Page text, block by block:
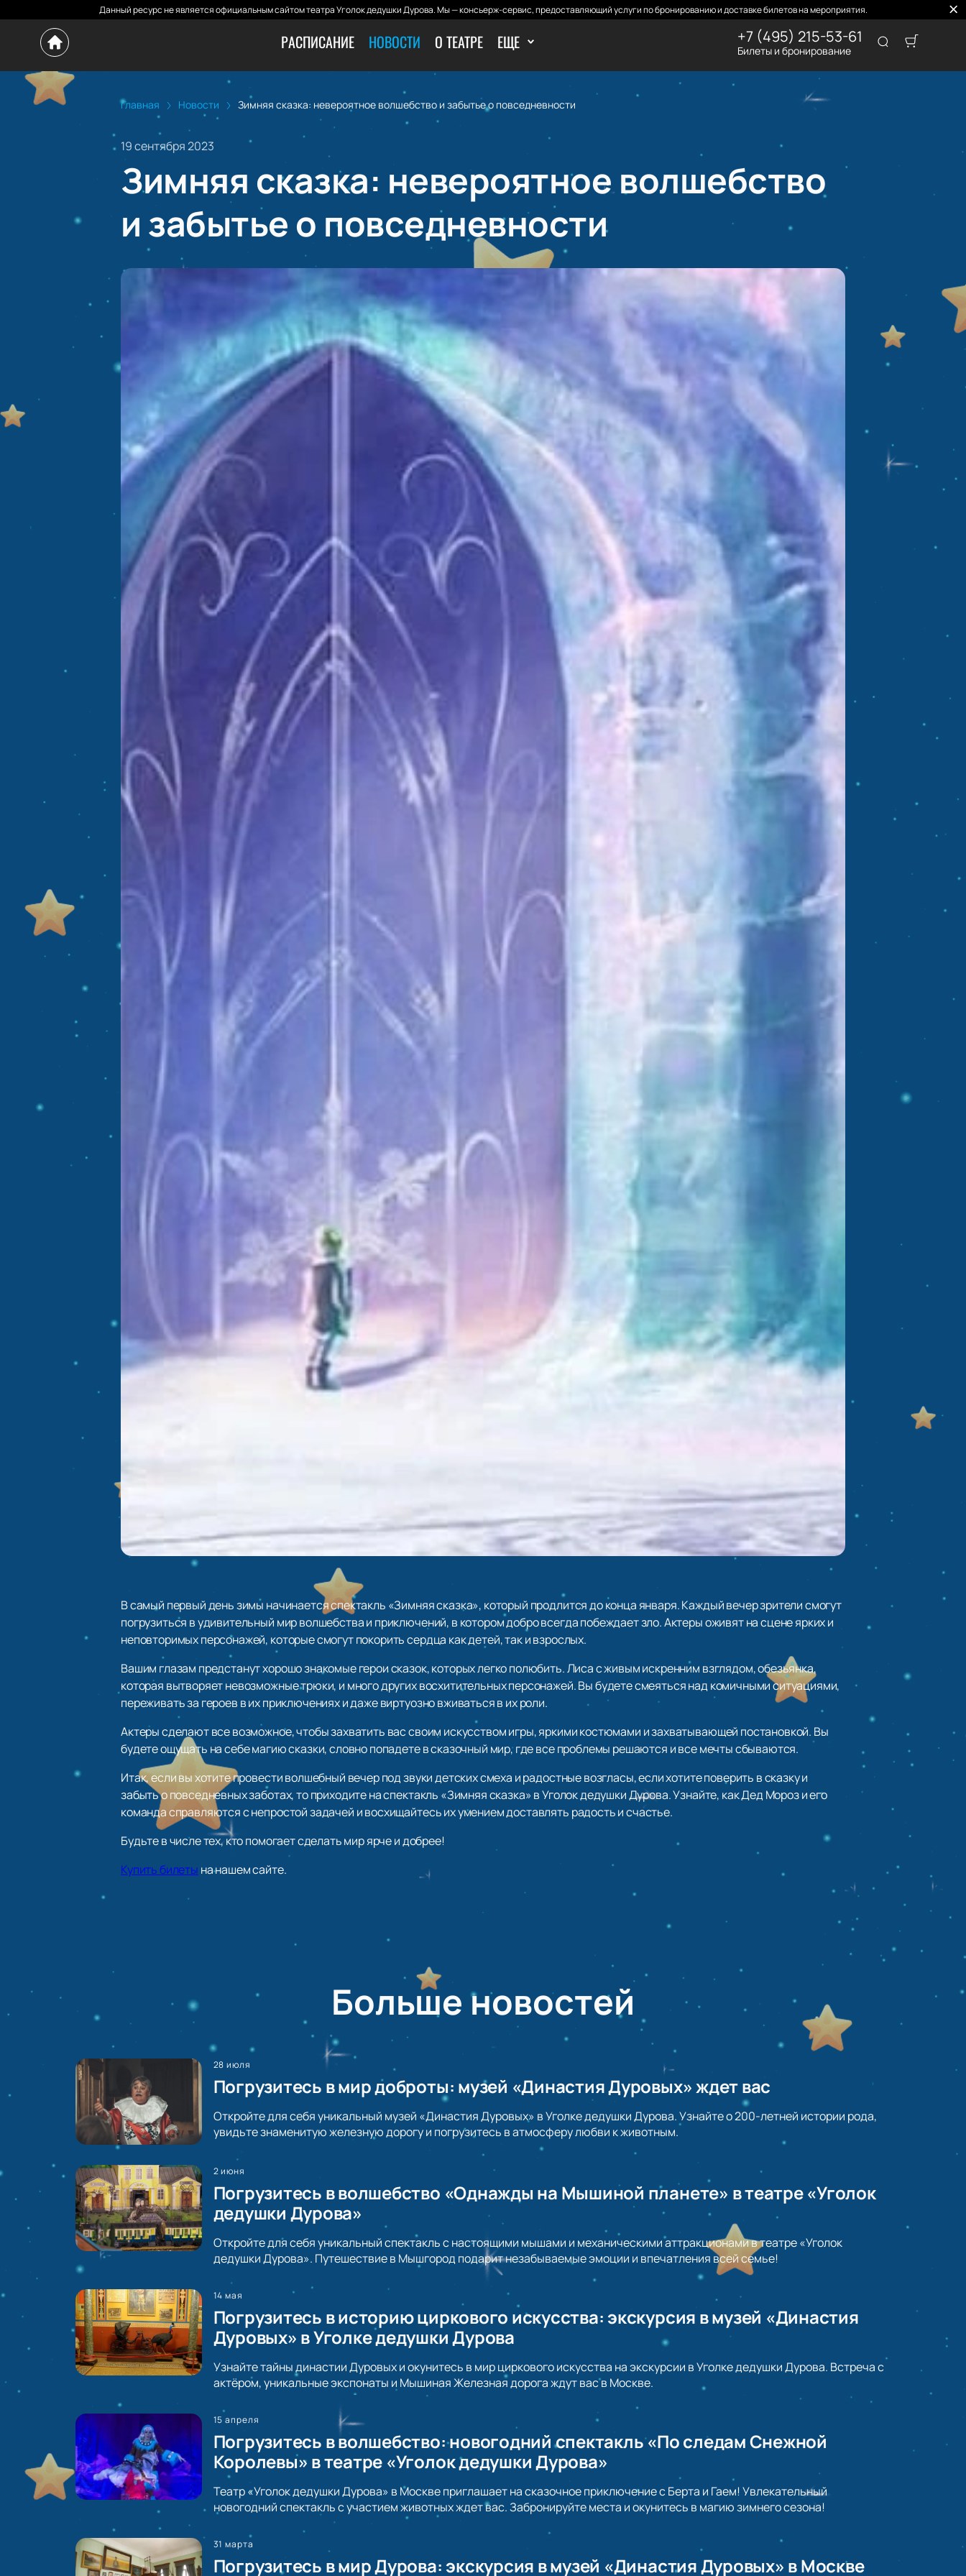
Данный ресурс не является официальным сайтом театра Уголок дедушки Дурова. Мы — консьерж-сервис, предоставляющий услуги по бронированию и доставке билетов на мероприятия.
РАСПИСАНИЕ НОВОСТИ О ТЕАТРЕ ЕЩЕ +7 (495) 215-53-61
Билеты и бронирование
Главная Новости Зимняя сказка: невероятное волшебство и забытье о повседневности
19 сентября 2023
Зимняя сказка: невероятное волшебство
и забытье о повседневности
В самый первый день зимы начинается спектакль «Зимняя сказка», который продлится до конца января. Каждый вечер зрители смогут
погрузиться в удивительный мир волшебства и приключений, в котором добро всегда побеждает зло. Актеры оживят на сцене ярких и
неповторимых персонажей, которые смогут покорить сердца как детей, так и взрослых.
Вашим глазам предстанут хорошо знакомые герои сказок, которых легко полюбить. Лиса с живым искренним взглядом, обезьянка,
которая вытворяет невозможные трюки, и много других восхитительных персонажей. Вы будете смеяться над комичными ситуациями,
переживать за героев в их приключениях и даже виртуозно вживаться в их роли.
Актеры сделают все возможное, чтобы захватить вас своим искусством игры, яркими костюмами и захватывающей постановкой. Вы
будете ощущать на себе магию сказки, словно попадете в сказочный мир, где все проблемы решаются и все мечты сбываются.
Итак, если вы хотите провести волшебный вечер под звуки детских смеха и радостные возгласы, если хотите поверить в сказку и
забыть о повседневных заботах, то приходите на спектакль «Зимняя сказка» в Уголок дедушки Дурова. Узнайте, как Дед Мороз и его
команда справляются с непростой задачей и восхищайтесь их умением доставлять радость и счастье.
Будьте в числе тех, кто помогает сделать мир ярче и добрее!
Купить билеты на нашем сайте.
Больше новостей
28 июля
Погрузитесь в мир доброты: музей «Династия Дуровых» ждет вас
Откройте для себя уникальный музей «Династия Дуровых» в Уголке дедушки Дурова. Узнайте о 200-летней истории рода,
увидьте знаменитую железную дорогу и погрузитесь в атмосферу любви к животным.
2 июня
Погрузитесь в волшебство «Однажды на Мышиной планете» в театре «Уголок
дедушки Дурова»
Откройте для себя уникальный спектакль с настоящими мышами и механическими аттракционами в театре «Уголок
дедушки Дурова». Путешествие в Мышгород подарит незабываемые эмоции и впечатления всей семье!
14 мая
Погрузитесь в историю циркового искусства: экскурсия в музей «Династия
Дуровых» в Уголке дедушки Дурова
Узнайте тайны династии Дуровых и окунитесь в мир циркового искусства на экскурсии в Уголке дедушки Дурова. Встреча с
актёром, уникальные экспонаты и Мышиная Железная дорога ждут вас в Москве.
15 апреля
Погрузитесь в волшебство: новогодний спектакль «По следам Снежной
Королевы» в театре «Уголок дедушки Дурова»
Театр «Уголок дедушки Дурова» в Москве приглашает на сказочное приключение с Берта и Гаем! Увлекательный
новогодний спектакль с участием животных ждет вас. Забронируйте места и окунитесь в магию зимнего сезона!
31 марта
Погрузитесь в мир Дурова: экскурсия в музей «Династия Дуровых» в Москве